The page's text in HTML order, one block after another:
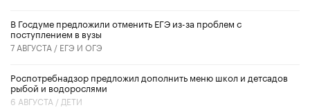
В Госдуме предложили отменить ЕГЭ из-за проблем с
поступлением в вузы
7 АВГУСТА / ЕГЭ И ОГЭ
Роспотребнадзор предложил дополнить меню школ и детсадов
рыбой и водорослями
6 АВГУСТА / ДЕТИ